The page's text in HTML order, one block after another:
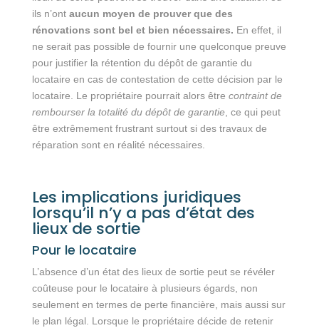
ils n’ont aucun moyen de prouver que des
rénovations sont bel et bien nécessaires. En effet, il
ne serait pas possible de fournir une quelconque preuve
pour justifier la rétention du dépôt de garantie du
locataire en cas de contestation de cette décision par le
locataire. Le propriétaire pourrait alors être contraint de
rembourser la totalité du dépôt de garantie, ce qui peut
être extrêmement frustrant surtout si des travaux de
réparation sont en réalité nécessaires.
Les implications juridiques
lorsqu’il n’y a pas d’état des
lieux de sortie
Pour le locataire
L’absence d’un état des lieux de sortie peut se révéler
coûteuse pour le locataire à plusieurs égards, non
seulement en termes de perte financière, mais aussi sur
le plan légal. Lorsque le propriétaire décide de retenir